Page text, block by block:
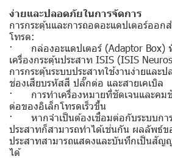
ง่ายและปลอดภัยในการจัดการ
การกระตุ้นและการถอดอะแดปเตอร์ออก
โทรด:
· กล่องอะแดปเตอร์ (Adaptor Box)
เครื่องกระตุ้นประสาท ISIS (ISIS
การกระตุ้นระบบประสาทใช้งานง่ายและ
ช่องเสียบรหัสสี ปลั๊กต่อ และสายเคเบิล
· การทำเครื่องหมายที่ชัดเจนและคมชั
ต่อของอิเล็กโทรดเร็วขึ้น
· หากจำเป็นต้องเชื่อมต่อกับระบบกา
ประสาทก็สามารถทำได้เช่นกัน ผลลัพธ์ข
ประสาทสามารถแสดงและบันทึกเป็นสัญ
ได้